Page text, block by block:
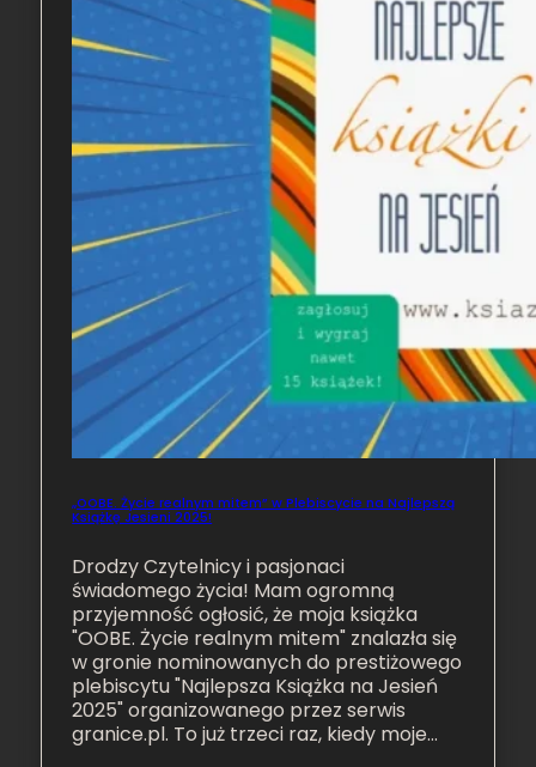
„OOBE. Życie realnym mitem” w Plebiscycie na Najlepszą
Książkę Jesieni 2025!
Drodzy Czytelnicy i pasjonaci
świadomego życia! Mam ogromną
przyjemność ogłosić, że moja książka
"OOBE. Życie realnym mitem" znalazła się
w gronie nominowanych do prestiżowego
plebiscytu "Najlepsza Książka na Jesień
2025" organizowanego przez serwis
granice.pl. To już trzeci raz, kiedy moje…